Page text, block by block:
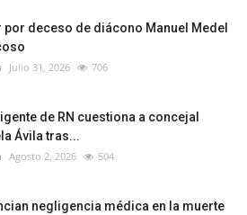
por deceso de diácono Manuel Medel
Julio 31, 2026 706
de RN cuestiona a concejal
Ávila tras...
Agosto 2, 2026 504
negligencia médica en la muerte